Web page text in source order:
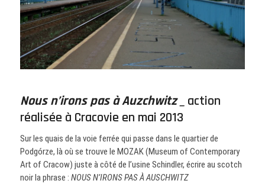
Nous n’irons pas à Auzchwitz _ action
réalisée à Cracovie en mai 2013
Sur les quais de la voie ferrée qui passe dans le quartier de
Podgórze, là où se trouve le MOZAK (Museum of Contemporary
Art of Cracow) juste à côté de l’usine Schindler, écrire au scotch
noir la phrase :NOUS N’IRONS PAS À AUSCHWITZ